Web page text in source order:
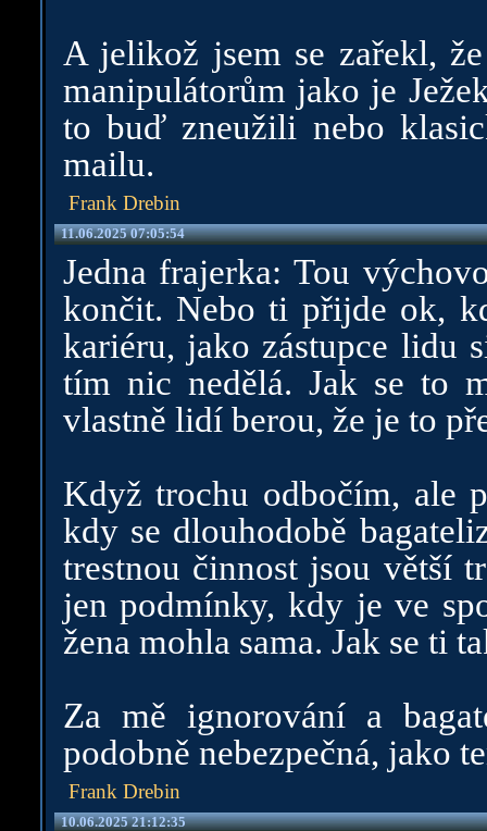
A jelikož jsem se zařekl,
manipulátorům jako je
to buď zneužili nebo
mailu.
Frank Drebin
11.06.2025 07:05:54
Jedna frajerka: Tou
končit. Nebo ti přijde ok,
kariéru, jako zástupce lidu
tím nic nedělá. Jak se to
vlastně lidí berou, že je to
Když trochu odbočím, ale
kdy se dlouhodobě
trestnou činnost jsou větší
jen podmínky, kdy je ve
žena mohla sama. Jak se ti
Za mě ignorování a
podobně nebezpečná, jako
Frank Drebin
10.06.2025 21:12:35